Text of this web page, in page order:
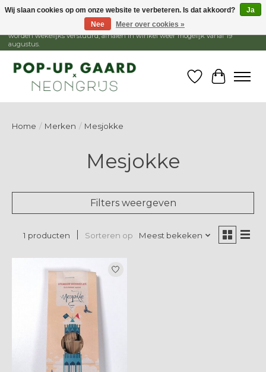
1 - 15 augustus is de winkel gesloten, webshop blijft open. Bestellingen
worden wekelijks verstuurd, afhalen in winkel weer mogelijk vanaf 19
augustus.
Verlanglijst
Home / Merken / Mesjokke
Mesjokke
Filters weergeven
1 producten Sorteren op Meest bekeken
Wij slaan cookies op om onze website te verbeteren. Is dat akkoord?
Ja
Nee
Meer over cookies »